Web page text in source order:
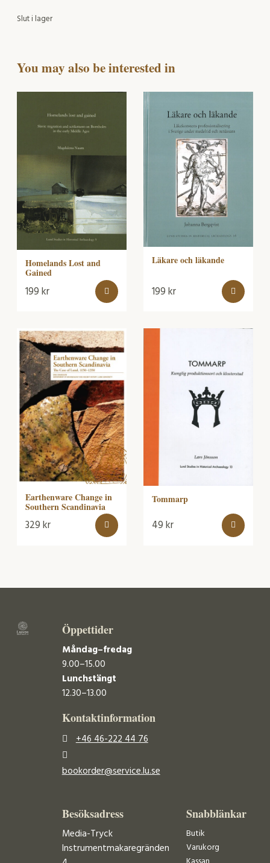
Slut i lager
You may also be interested in
Homelands Lost and
Gained
199kr
Läkare och läkande
199kr
Earthenware Change in
Southern Scandinavia
329kr
Tommarp
49kr
Öppettider
Måndag–fredag
9.00–15.00
Lunchstängt
12.30–13.00
Kontaktinformation
+46 46-222 44 76
bookorder@service.lu.se
Besöksadress
Media-Tryck
Instrumentmakaregränden
Snabblänkar
Butik
Varukorg